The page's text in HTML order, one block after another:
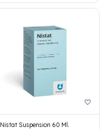
Nistat Suspension 60 Ml.